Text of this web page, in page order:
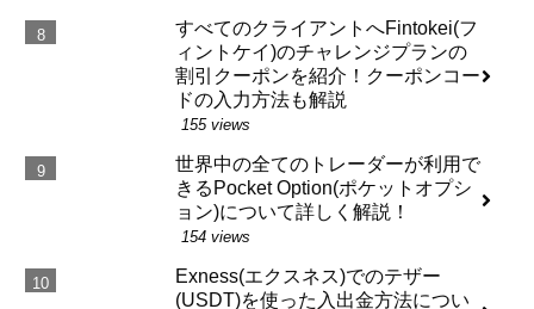
すべてのクライアントへFintokei(フ
ィントケイ)のチャレンジプランの
割引クーポンを紹介！クーポンコー
ドの入力方法も解説
155 views
世界中の全てのトレーダーが利用で
きるPocket Option(ポケットオプシ
ョン)について詳しく解説！
154 views
Exness(エクスネス)でのテザー
(USDT)を使った入出金方法につい